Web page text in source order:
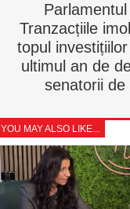
Parlamentul
Tranzacțiile
topul
ultimul an de
senatorii de
YOU MAY ALSO LIKE...